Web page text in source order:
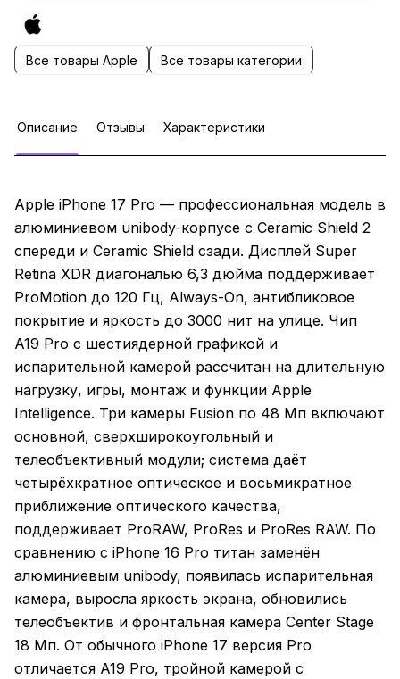
Все товары Apple Все товары категории
Описание Отзывы Характеристики
Apple iPhone 17 Pro — профессиональная модель в
алюминиевом unibody-корпусе с Ceramic Shield 2
спереди и Ceramic Shield сзади. Дисплей Super
Retina XDR диагональю 6,3 дюйма поддерживает
ProMotion до 120 Гц, Always-On, антибликовое
покрытие и яркость до 3000 нит на улице. Чип
A19 Pro с шестиядерной графикой и
испарительной камерой рассчитан на длительную
нагрузку, игры, монтаж и функции Apple
Intelligence. Три камеры Fusion по 48 Мп включают
основной, сверхширокоугольный и
телеобъективный модули; система даёт
четырёхкратное оптическое и восьмикратное
приближение оптического качества,
поддерживает ProRAW, ProRes и ProRes RAW. По
сравнению с iPhone 16 Pro титан заменён
алюминиевым unibody, появилась испарительная
камера, выросла яркость экрана, обновились
телеобъектив и фронтальная камера Center Stage
18 Мп. От обычного iPhone 17 версия Pro
отличается A19 Pro, тройной камерой с